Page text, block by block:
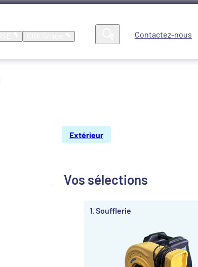
News Contactez-nous
Extérieur
Vos sélections
1 Soufflerie